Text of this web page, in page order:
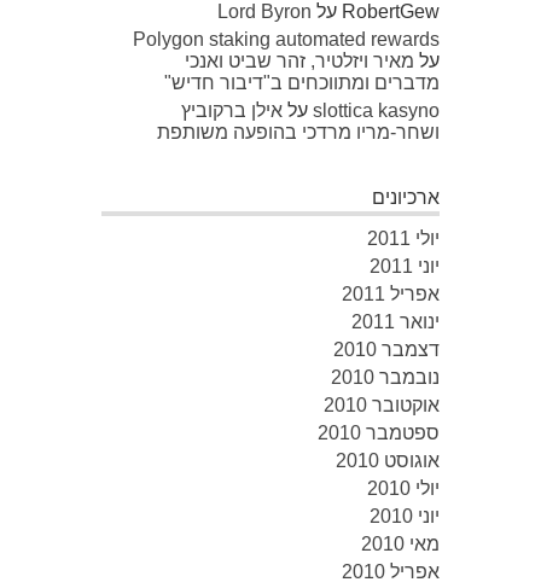
RobertGew על Lord Byron
Polygon staking automated rewards
על מאיר ויזלטיר, זהר שביט ואנכי
מדברים ומתווכחים ב"דיבור חדיש"
slottica kasyno על אילן ברקוביץ
ושחר-מריו מרדכי בהופעה משותפת
ארכיונים
יולי 2011
יוני 2011
אפריל 2011
ינואר 2011
דצמבר 2010
נובמבר 2010
אוקטובר 2010
ספטמבר 2010
אוגוסט 2010
יולי 2010
יוני 2010
מאי 2010
אפריל 2010